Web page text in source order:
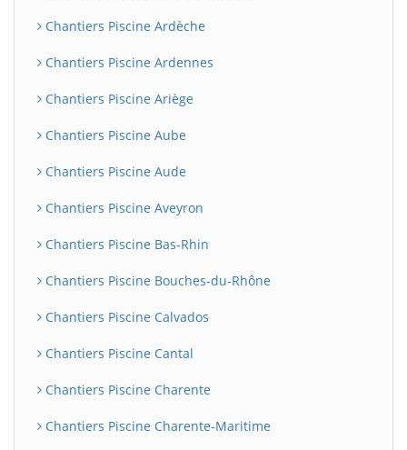
Chantiers Piscine Ardèche
Chantiers Piscine Ardennes
Chantiers Piscine Ariège
Chantiers Piscine Aube
Chantiers Piscine Aude
Chantiers Piscine Aveyron
Chantiers Piscine Bas-Rhin
Chantiers Piscine Bouches-du-Rhône
Chantiers Piscine Calvados
Chantiers Piscine Cantal
Chantiers Piscine Charente
Chantiers Piscine Charente-Maritime